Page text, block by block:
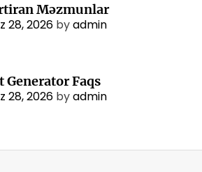
Məzmunlar
28, 2026 byadmin
Faqs
28, 2026 byadmin